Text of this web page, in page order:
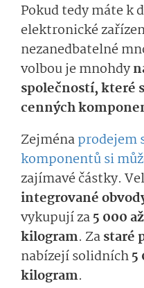
Pokud tedy máte k
elektronické
nezanedbatelné
volbou je mnohdy
společností, které
cenných
Zejménaprodejem
komponentů si
zajímavé částky.
integrované
vykupují za5 000
kilogram. Zastaré
nabízejí solidních5
kilogram.